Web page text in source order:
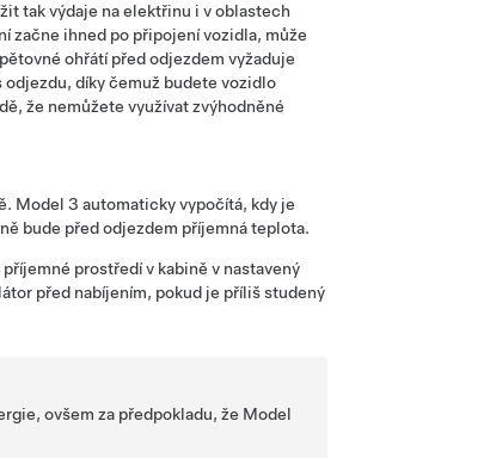
tak výdaje na elektřinu i v oblastech
začne ihned po připojení vozidla, může
ohřátí před odjezdem vyžaduje
odjezdu, díky čemuž budete vozidlo
že nemůžete využívat zvýhodněné
Model 3 automaticky vypočítá, kdy je
bude před odjezdem příjemná teplota.
prostředí v kabině v nastavený
před nabíjením, pokud je příliš studený
ovšem za předpokladu, že Model